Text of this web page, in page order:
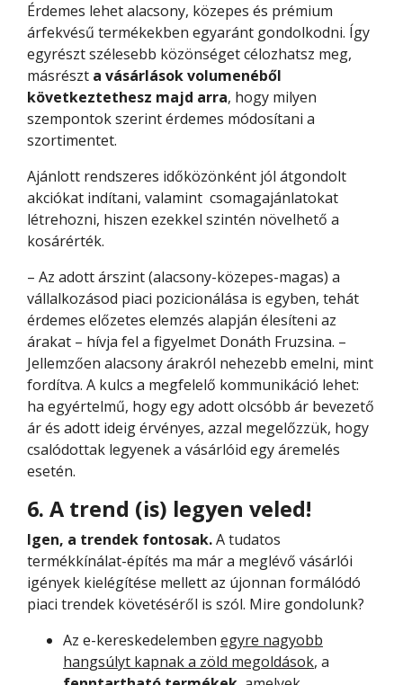
Érdemes lehet alacsony, közepes és prémium
árfekvésű termékekben egyaránt gondolkodni. Így
egyrészt szélesebb közönséget célozhatsz meg,
másrészt a vásárlások volumenéből
következtethesz majd arra, hogy milyen
szempontok szerint érdemes módosítani a
szortimentet.
Ajánlott rendszeres időközönként jól átgondolt
akciókat indítani, valamint csomagajánlatokat
létrehozni, hiszen ezekkel szintén növelhető a
kosárérték.
– Az adott árszint (alacsony-közepes-magas) a
vállalkozásod piaci pozicionálása is egyben, tehát
érdemes előzetes elemzés alapján élesíteni az
árakat – hívja fel a figyelmet Donáth Fruzsina. –
Jellemzően alacsony árakról nehezebb emelni, mint
fordítva. A kulcs a megfelelő kommunikáció lehet:
ha egyértelmű, hogy egy adott olcsóbb ár bevezető
ár és adott ideig érvényes, azzal megelőzzük, hogy
csalódottak legyenek a vásárlóid egy áremelés
esetén.
6. A trend (is) legyen veled!
Igen, a trendek fontosak.A tudatos
termékkínálat-építés ma már a meglévő vásárlói
igények kielégítése mellett az újonnan formálódó
piaci trendek követéséről is szól. Mire gondolunk?
Az e-kereskedelemben egyre nagyobb
hangsúlyt kapnak a zöld megoldások, a